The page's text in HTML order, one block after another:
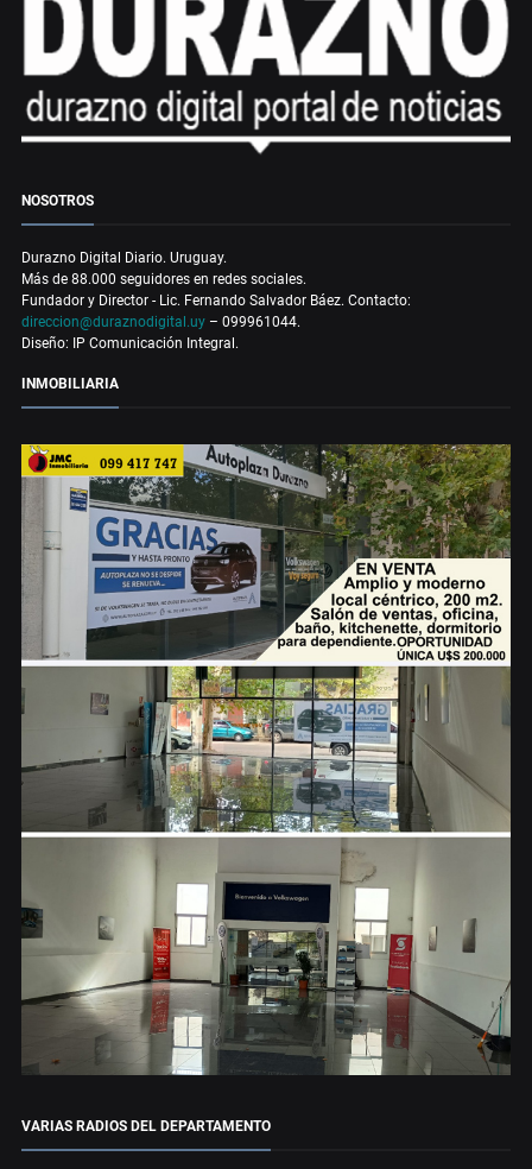
NOSOTROS
Durazno Digital Diario. Uruguay.
Más de 88.000 seguidores en redes sociales.
Fundador y Director - Lic. Fernando Salvador Báez. Contacto:
direccion@duraznodigital.uy – 099961044.
Diseño: IP Comunicación Integral.
INMOBILIARIA
VARIAS RADIOS DEL DEPARTAMENTO